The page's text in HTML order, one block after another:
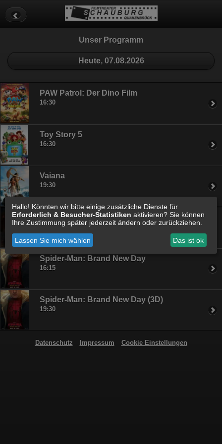
Unser Programm
Heute, 07.08.2026
PAW Patrol: Der Dino Film
16:30
Toy Story 5
16:30
Vaiana
19:30
Die Odyssee
19:15
Spider-Man: Brand New Day
16:15
Spider-Man: Brand New Day (3D)
19:30
Datenschutz Impressum Cookie Einstellungen
Datenschutz Impressum Cookie Einstellungen
Hallo! Könnten wir bitte einige zusätzliche Dienste für
Erforderlich & Besucher-Statistiken aktivieren? Sie können
Ihre Zustimmung später jederzeit ändern oder zurückziehen.
Lassen Sie mich wählen Das ist ok